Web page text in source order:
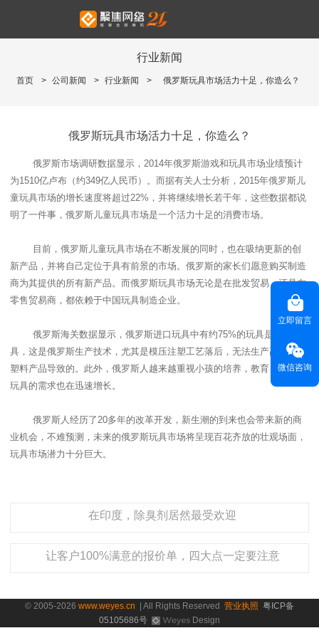
行业新闻
首页 > 公司新闻 > 行业新闻 > 俄罗斯玩具市场活力十足，你造么？
俄罗斯玩具市场活力十足，你造么？
俄罗斯市场调研数据显示， 2014年俄罗斯游戏和玩具市场业绩预计
为1510亿卢布（约349亿人民币）。而据有关人士分析， 2015年俄罗斯儿
童玩具市场的增长速度将超过22% ，并将继续增长若干年，这些数据都说
明了一件事，俄罗斯儿童玩具市场是一个活力十足的消费市场。
目前，俄罗斯儿童玩具市场在不断发展的同时，也在吸纳更新的创
新产品，并将自己定位于具有前景的市场。俄罗斯的家长们愿意购买制造
商为其提供的所有新产品。而俄罗斯玩具市场无论是在批发贸易，还是在
零售贸易商，都依赖于中国玩具制造企业。
俄罗斯海关数据显示，俄罗斯进口玩具中有约75%的玩具是塑料玩
具，这是俄罗斯生产技术，尤其是模压注塑工艺落后，无法生产高质量的
塑料产品导致的。此外，俄罗斯人越来越重视小孩的培养，教育，益智类
玩具的需求也在迅速增长。
俄罗斯人经历了20多年的改革开发，新生潮的到来也会带来新的商
业机会，不难预测，未来的俄罗斯玩具市场将呈现百花齐放的壮观场面，
玩具市场潜力十分巨大。
在印度，除臭剂居然最受欢迎
让客户100%满意的报价单，四大点一定要注意
© 2005-2026 www.weyes.cn | All Rights Reserved 营业执照 粤ICP备
05105686号
Design
立即留言
微信咨询